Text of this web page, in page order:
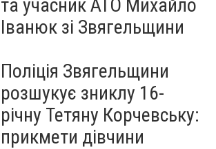
та учасник АТО Михайло
Іванюк зі Звягельщини
Поліція Звягельщини
розшукує зниклу 16-
річну Тетяну Корчевську:
прикмети дівчини